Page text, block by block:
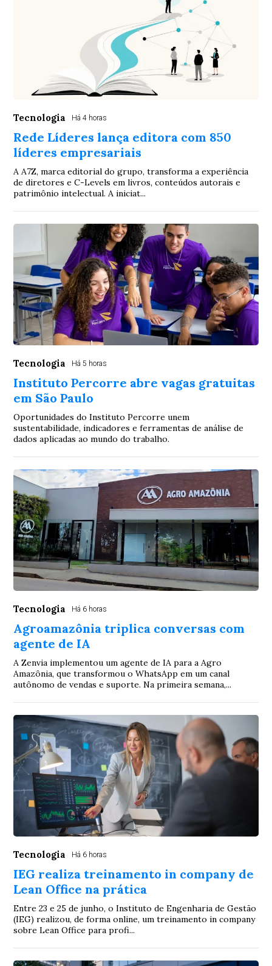
Tecnologia Há 4 horas
Rede Líderes lança editora com 850
líderes empresariais
A A7Z, marca editorial do grupo, transforma a experiência
de diretores e C-Levels em livros, conteúdos autorais e
patrimônio intelectual. A iniciat...
Tecnologia Há 5 horas
Instituto Percorre abre vagas gratuitas
em São Paulo
Oportunidades do Instituto Percorre unem
sustentabilidade, indicadores e ferramentas de análise de
dados aplicadas ao mundo do trabalho.
Tecnologia Há 6 horas
Agroamazônia triplica conversas com
agente de IA
A Zenvia implementou um agente de IA para a Agro
Amazônia, que transformou o WhatsApp em um canal
autônomo de vendas e suporte. Na primeira semana,...
Tecnologia Há 6 horas
IEG realiza treinamento in company de
Lean Office na prática
Entre 23 e 25 de junho, o Instituto de Engenharia de Gestão
(IEG) realizou, de forma online, um treinamento in company
sobre Lean Office para profi...